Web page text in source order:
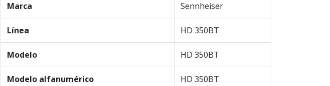
Marca Sennheiser
Línea HD 350BT
Modelo HD 350BT
Modelo alfanumérico HD 350BT